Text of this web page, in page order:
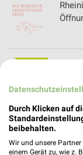
Durch Klicken auf
beibehalten.
Wir und unsere
einem Gerät zu, wie z.